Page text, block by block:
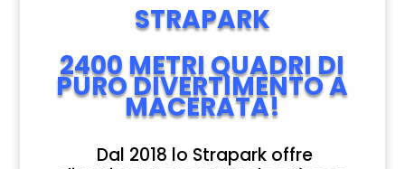
STRAPARK
2400 METRI QUADRI DI
PURO DIVERTIMENTO A
MACERATA!
Dal 2018 lo Strapark offre